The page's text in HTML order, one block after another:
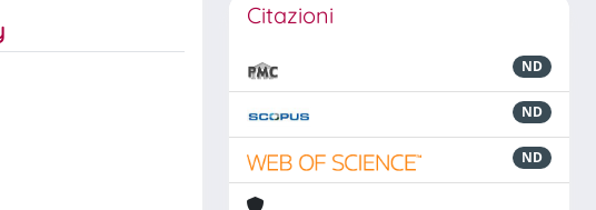
Citazioni
ND
ND
ND